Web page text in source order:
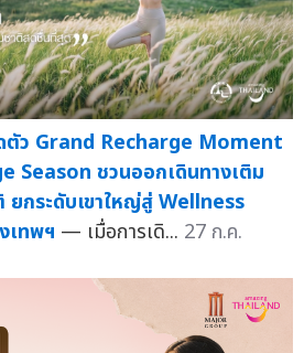
ตัว Grand Recharge Moment
Season ชวนออกเดินทางเติม
กระดับเขาใหญ่สู่ Wellness
เทพฯ — เมื่อการเดิ... 27 ก.ค.